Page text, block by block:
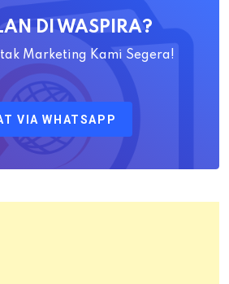
DI WASPIRA?
Marketing Kami Segera!
VIA WHATSAPP